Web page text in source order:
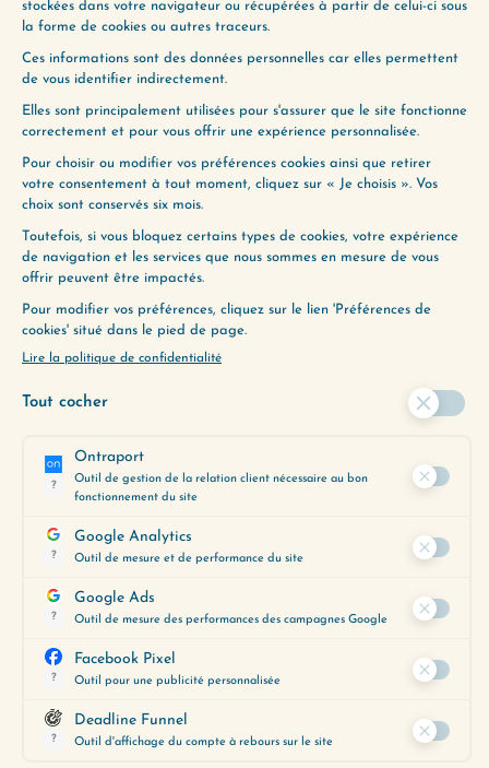
vie ? Dans vos relations ? Qu’est-ce que l’amour
provoque en vous comme questions ? Dans cet
épisode, je réponds…